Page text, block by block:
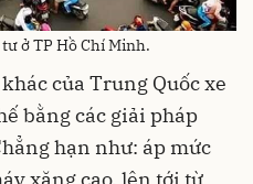
ở TP Hồ Chí Minh.
của Trung Quốc xe
bằng các giải pháp
hạn như: áp mức